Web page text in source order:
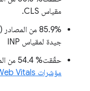
مقياس CLS.
‫85.9% من المصادر (
جيدة لمقياس INP
حقّقت% 54.4 من المصادر (
مؤشرات Core Web Vitals